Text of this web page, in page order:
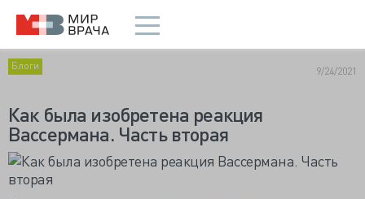
Блоги 9/24/2021
Как была изобретена реакция
Вассермана. Часть вторая